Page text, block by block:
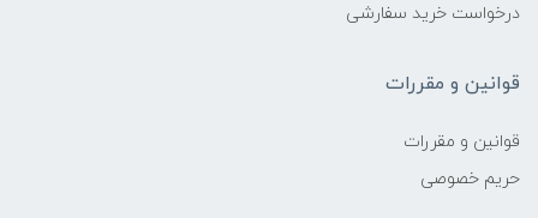
درخواست خرید سفارشی
قوانین و مقررات
قوانین و مقررات
حریم خصوصی